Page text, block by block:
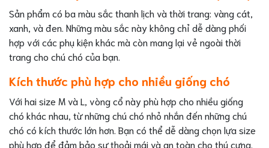
Sản phẩm có ba màu sắc thanh lịch và thời trang: vàng cát,
xanh, và đen. Những màu sắc này không chỉ dễ dàng phối
hợp với các phụ kiện khác mà còn mang lại vẻ ngoài thời
trang cho chú chó của bạn.
Kích thước phù hợp cho nhiều giống chó
Với hai size M và L, vòng cổ này phù hợp cho nhiều giống
chó khác nhau, từ những chú chó nhỏ nhắn đến những chú
chó có kích thước lớn hơn. Bạn có thể dễ dàng chọn lựa size
phù hợp để đảm bảo sự thoải mái và an toàn cho thú cưng.